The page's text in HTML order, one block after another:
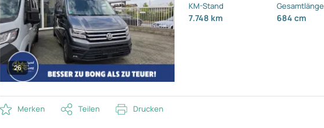
26
KM-Stand
7.748 km
Gesamtlänge
684 cm
Merken Teilen Drucken